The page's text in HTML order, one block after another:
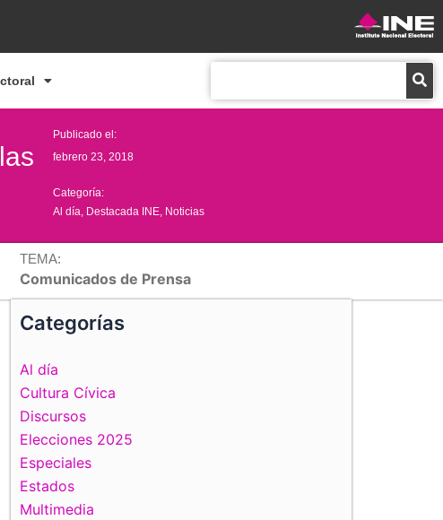
Publicado el:
febrero 23, 2018
Categoría:
Al día Destacada INE Noticias
TEMA:
Comunicados de Prensa
Categorías
Al día
Cultura Cívica
Discursos
Elecciones 2025
Especiales
Estados
Multimedia